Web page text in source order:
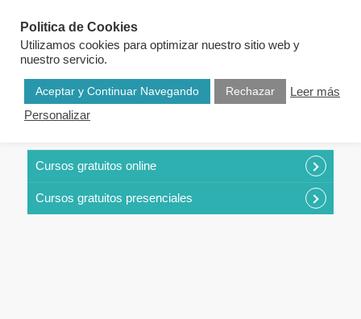
Cursos gratuitos online
Cursos gratuitos presenciales
Politica de Cookies
Utilizamos cookies para optimizar nuestro sitio web y
nuestro servicio.
Aceptar y Continuar Navegando Rechazar
Leer más
Personalizar